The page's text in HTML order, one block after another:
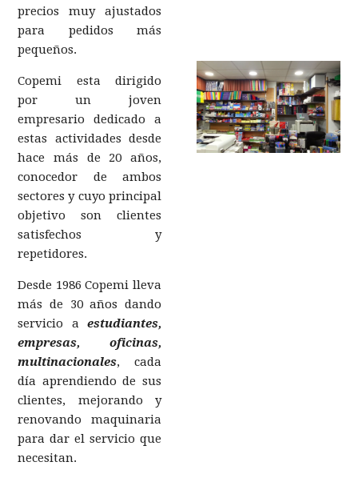
precios muy ajustados
para pedidos más
pequeños.
Copemi esta dirigido
por un joven
empresario dedicado a
estas actividades desde
hace más de 20 años,
conocedor de ambos
sectores y cuyo principal
objetivo son clientes
satisfechos y
repetidores.
Desde 1986 Copemi lleva
más de 30 años dando
servicio a estudiantes,
empresas, oficinas,
multinacionales, cada
día aprendiendo de sus
clientes, mejorando y
renovando maquinaria
para dar el servicio que
necesitan.